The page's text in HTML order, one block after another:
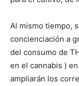
Al mismo tiempo,
concienciación a
del consumo de
en el cannabis )
ampliarán los